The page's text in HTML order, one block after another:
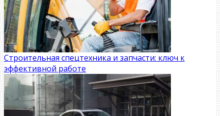
Строительная спецтехника и запчасти: ключ к
эффективной работе